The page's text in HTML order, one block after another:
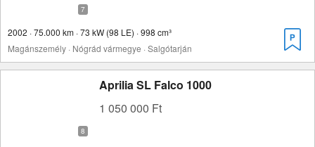
2002 · 75.000 km · 73 kW (98 LE) · 998 cm³
Magánszemély · Nógrád vármegye · Salgótarján
Aprilia SL Falco 1000
1 050 000 Ft